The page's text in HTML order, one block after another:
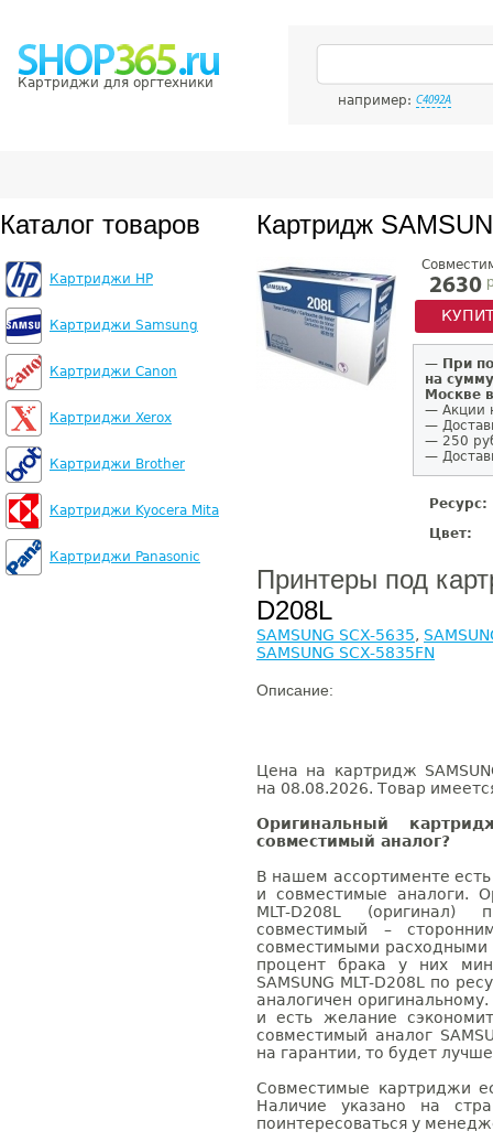
Картриджи для оргтехники
например: C4092A
Каталог товаров
Картриджи HP
Картриджи Samsung
Картриджи Canon
Картриджи Xerox
Картриджи Brother
Картриджи Kyocera Mita
Картриджи Panasonic
Картридж
2630
— При
на
Москве
— Акции
—
— 250
—
Ресурс:
Цвет:
Принтеры под
D208L
SAMSUNG SCX-5635,
SAMSUNG SCX-5835FN
Описание:
Цена на картридж
на 08.08.2026. Товар
Оригинальный
совместимый аналог?
В нашем ассортименте
и совместимые аналоги.
MLT-D208L (оригинал)
совместимый –
совместимыми расходными
процент брака у них
SAMSUNG MLT-D208L по
аналогичен
и есть желание
совместимый аналог
на гарантии, то будет
Совместимые картриджи
Наличие указано на
поинтересоваться у